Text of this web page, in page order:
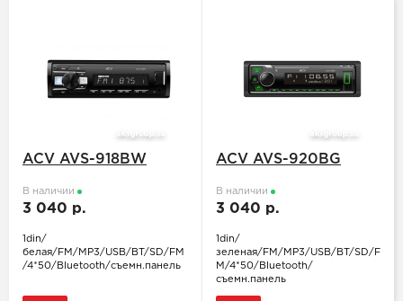
ACV AVS-918BW
В наличии
3 040 р.
1din/
белая/FM/MP3/USB/BT/SD/FM
/4*50/Bluetooth/съемн.панель
ACV AVS-920BG
В наличии
3 040 р.
1din/
зеленая/FM/MP3/USB/BT/SD/F
M/4*50/Bluetooth/
съемн.панель